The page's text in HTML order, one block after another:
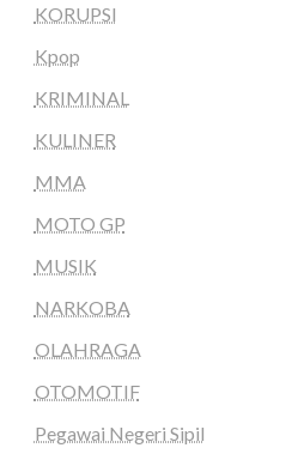
KORUPSI
Kpop
KRIMINAL
KULINER
MMA
MOTO GP
MUSIK
NARKOBA
OLAHRAGA
OTOMOTIF
Pegawai Negeri Sipil